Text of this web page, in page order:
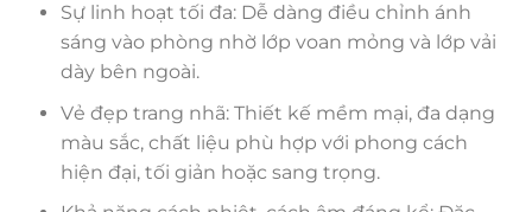
Sự linh hoạt tối đa: Dễ dàng điều chỉnh ánh
sáng vào phòng nhờ lớp voan mỏng và lớp vải
dày bên ngoài.
Vẻ đẹp trang nhã: Thiết kế mềm mại, đa dạng
màu sắc, chất liệu phù hợp với phong cách
hiện đại, tối giản hoặc sang trọng.